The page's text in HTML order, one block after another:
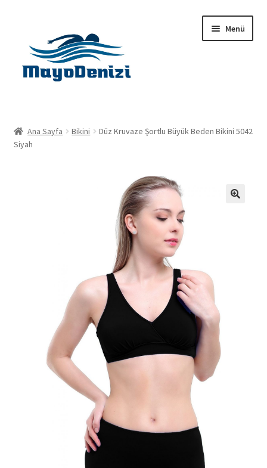
Menü
Ürünler
Ana Sayfa Bikini
Düz Kruvaze Şortlu Büyük Beden Bikini 5042
Siyah